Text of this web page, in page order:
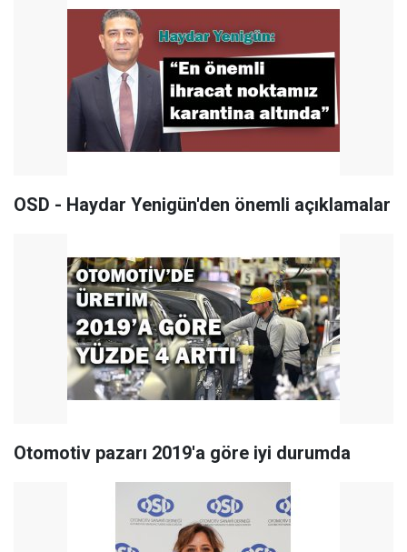
OSD - Haydar Yenigün'den önemli açıklamalar
Otomotiv pazarı 2019'a göre iyi durumda